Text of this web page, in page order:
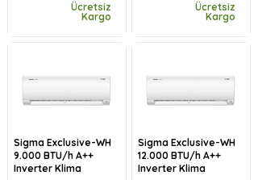
Ücretsiz
Kargo
Sigma Exclusive-WH
9.000 BTU/h A++
Inverter Klima
Ücretsiz
Kargo
Sigma Exclusive-WH
12.000 BTU/h A++
Inverter Klima